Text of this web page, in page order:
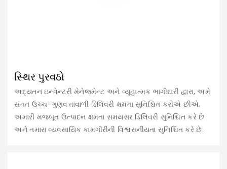
સ્થિર પુરવઠો
અદ્યતન ઇન્વેન્ટરી મેનેજમેન્ટ અને વ્યૂહાત્મક ભાગીદારી દ્વારા, અમે
સતત ઉચ્ચ-ગુણવત્તાવાળી ડિલિવરી ક્ષમતા સુનિશ્ચિત કરીએ છીએ.
અમારી મજબૂત ઉત્પાદન ક્ષમતા સમયસર ડિલિવરી સુનિશ્ચિત કરે છે
અને તમારા વ્યવસાયિક કામગીરીની વિશ્વસનીયતા સુનિશ્ચિત કરે છે.